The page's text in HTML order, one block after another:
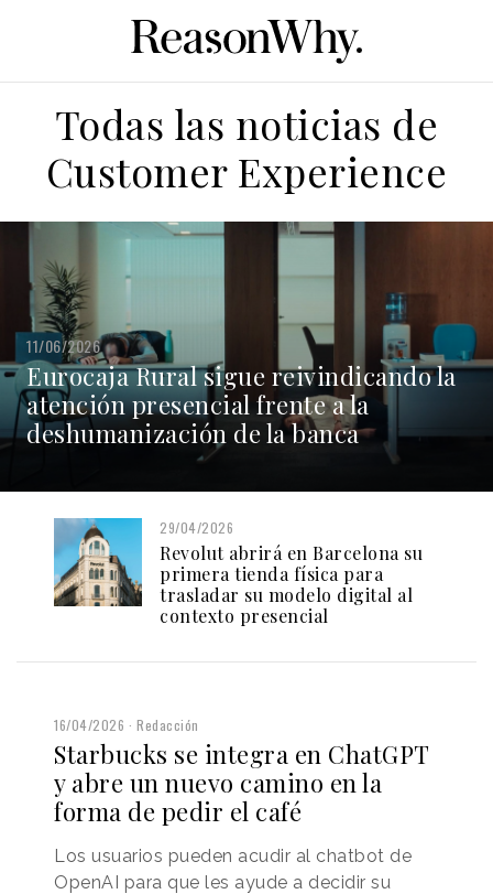
Todas las noticias de
Customer Experience
11/06/2026
Eurocaja Rural sigue reivindicando la
atención presencial frente a la
deshumanización de la banca
29/04/2026
Revolut abrirá en Barcelona su
primera tienda física para
trasladar su modelo digital al
contexto presencial
16/04/2026 Redacción
Starbucks se integra en ChatGPT
y abre un nuevo camino en la
forma de pedir el café
Los usuarios pueden acudir al chatbot de
OpenAI para que les ayude a decidir su